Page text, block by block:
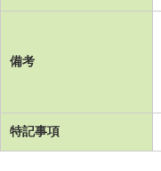
備考
特記事項